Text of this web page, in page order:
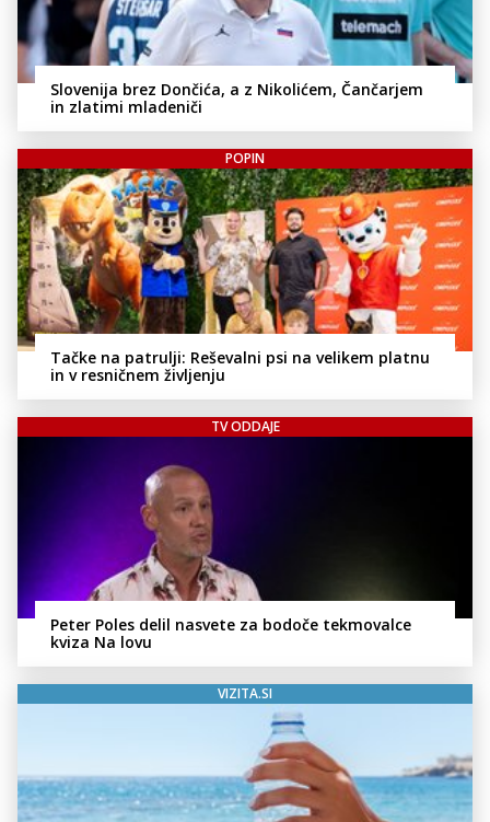
Slovenija brez Dončića, a z Nikolićem, Čančarjem
in zlatimi mladeniči
POPIN
Tačke na patrulji: Reševalni psi na velikem platnu
in v resničnem življenju
TV ODDAJE
Peter Poles delil nasvete za bodoče tekmovalce
kviza Na lovu
VIZITA.SI